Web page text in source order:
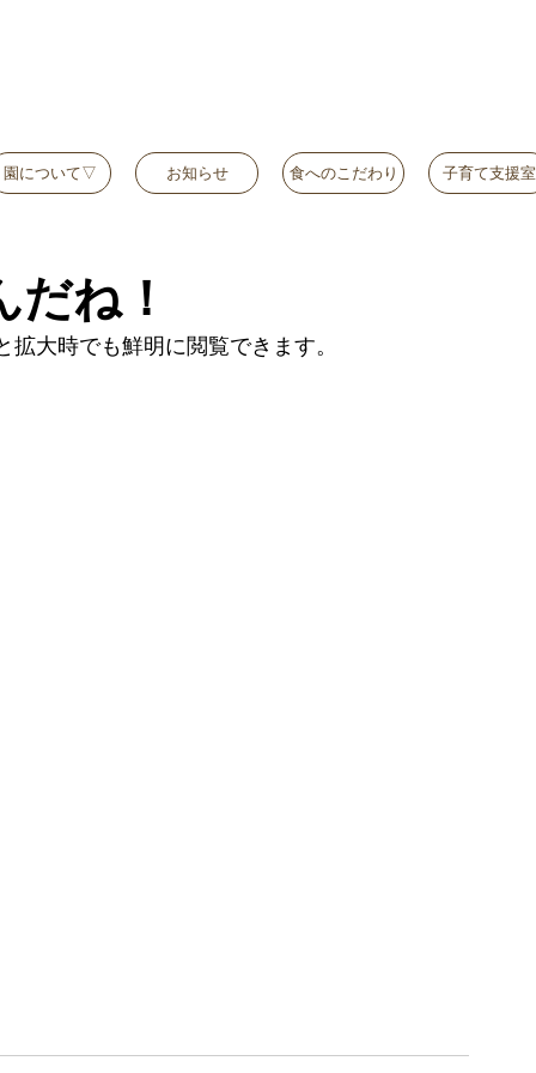
園について▽ お知らせ 食へのこだわり 子育て支援室
ね！
大時でも鮮明に閲覧できます。